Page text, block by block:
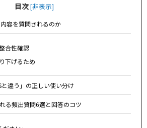
目次[非表示]
容を質問されるのか
合性確認
下げるため
違う」の正しい使い分け
る頻出質問6選と回答のコツ